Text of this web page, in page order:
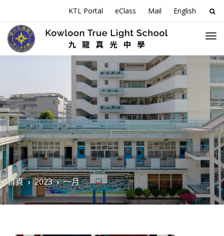
KTL Portal eClass Mail English
搜
尋
關
首頁 2023 一月